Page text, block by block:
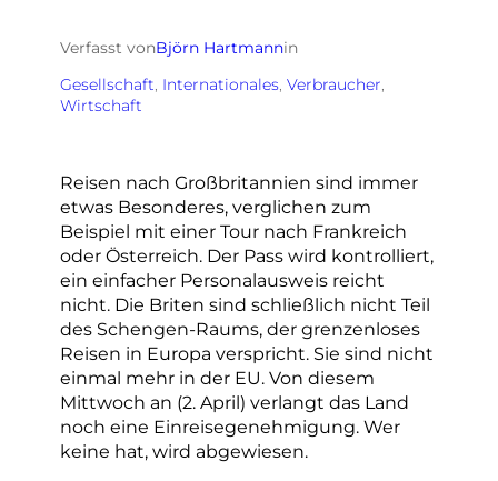
Verfasst vonBjörn Hartmannin
Gesellschaft, Internationales, Verbraucher
Wirtschaft
Reisen nach Großbritannien sind immer
etwas Besonderes, verglichen zum
Beispiel mit einer Tour nach Frankreich
oder Österreich. Der Pass wird kontrolliert,
ein einfacher Personalausweis reicht
nicht. Die Briten sind schließlich nicht Teil
des Schengen-Raums, der grenzenloses
Reisen in Europa verspricht. Sie sind nicht
einmal mehr in der EU. Von diesem
Mittwoch an (2. April) verlangt das Land
noch eine Einreisegenehmigung. Wer
keine hat, wird abgewiesen.